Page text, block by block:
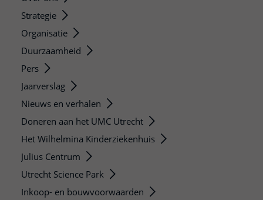
Strategie
Organisatie
Duurzaamheid
Pers
Jaarverslag
Nieuws en verhalen
Doneren aan het UMC Utrecht
Het Wilhelmina Kinderziekenhuis
Julius Centrum
Utrecht Science Park
Inkoop- en bouwvoorwaarden